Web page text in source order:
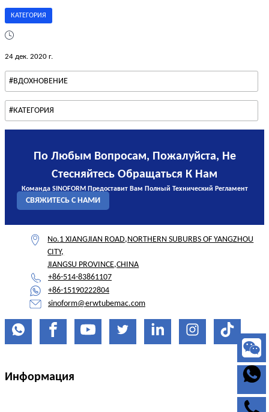
КАТЕГОРИЯ
24 дек. 2020 г.
#ВДОХНОВЕНИЕ
#КАТЕГОРИЯ
По Любым Вопросам, Пожалуйста, Не
Стесняйтесь Обращаться К Нам
Команда SINOFORM Предоставит Вам Полный Технический Регламент
СВЯЖИТЕСЬ С НАМИ
No.1 XIANGJIAN ROAD,NORTHERN SUBURBS OF YANGZHOU
CITY,
JIANGSU PROVINCE,CHINA
+86-514-83861107
+86-15190222804
sinoform@erwtubemac.com
Информация